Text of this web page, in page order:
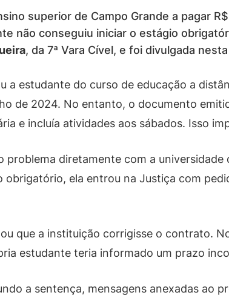
superior de Campo Grande a pagar
não conseguiu iniciar o estágio
, da 7ª Vara Cível, e foi divulgada
a estudante do curso de educação a
de 2024. No entanto, o documento
e incluía atividades aos sábados. Isso
diretamente com a universidade
obrigatório, ela entrou na Justiça com
que a instituição corrigisse o contrato.
estudante teria informado um prazo
a sentença, mensagens anexadas ao